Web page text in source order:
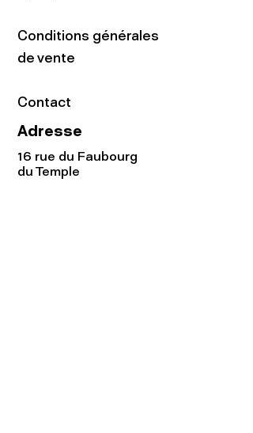
Conditions générales
de vente
Contact
Adresse
16 rue du Faubourg
du Temple